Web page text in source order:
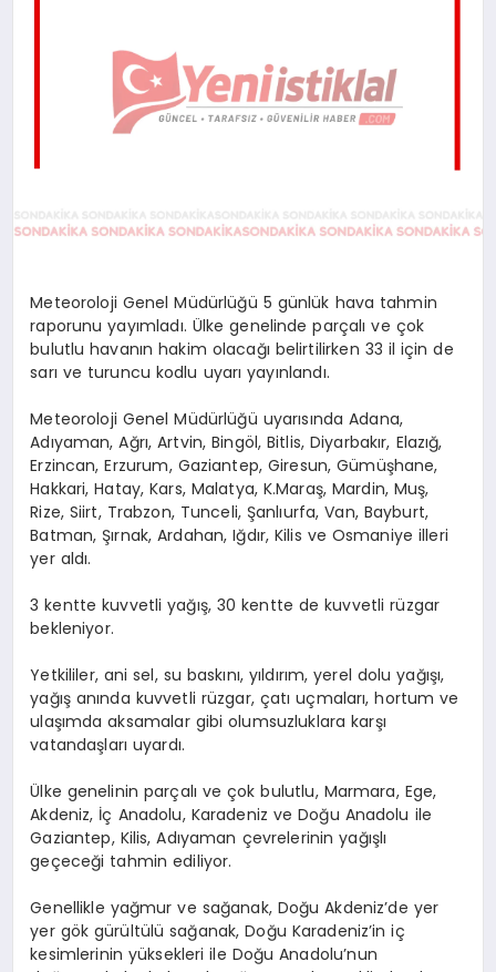
Meteoroloji Genel Müdürlüğü 5 günlük hava tahmin
raporunu yayımladı. Ülke genelinde parçalı ve çok
bulutlu havanın hakim olacağı belirtilirken 33 il için de
sarı ve turuncu kodlu uyarı yayınlandı.
Meteoroloji Genel Müdürlüğü uyarısında Adana,
Adıyaman, Ağrı, Artvin, Bingöl, Bitlis, Diyarbakır, Elazığ,
Erzincan, Erzurum, Gaziantep, Giresun, Gümüşhane,
Hakkari, Hatay, Kars, Malatya, K.Maraş, Mardin, Muş,
Rize, Siirt, Trabzon, Tunceli, Şanlıurfa, Van, Bayburt,
Batman, Şırnak, Ardahan, Iğdır, Kilis ve Osmaniye illeri
yer aldı.
3 kentte kuvvetli yağış, 30 kentte de kuvvetli rüzgar
bekleniyor.
Yetkililer, ani sel, su baskını, yıldırım, yerel dolu yağışı,
yağış anında kuvvetli rüzgar, çatı uçmaları, hortum ve
ulaşımda aksamalar gibi olumsuzluklara karşı
vatandaşları uyardı.
Ülke genelinin parçalı ve çok bulutlu, Marmara, Ege,
Akdeniz, İç Anadolu, Karadeniz ve Doğu Anadolu ile
Gaziantep, Kilis, Adıyaman çevrelerinin yağışlı
geçeceği tahmin ediliyor.
Genellikle yağmur ve sağanak, Doğu Akdeniz’de yer
yer gök gürültülü sağanak, Doğu Karadeniz’in iç
kesimlerinin yüksekleri ile Doğu Anadolu’nun